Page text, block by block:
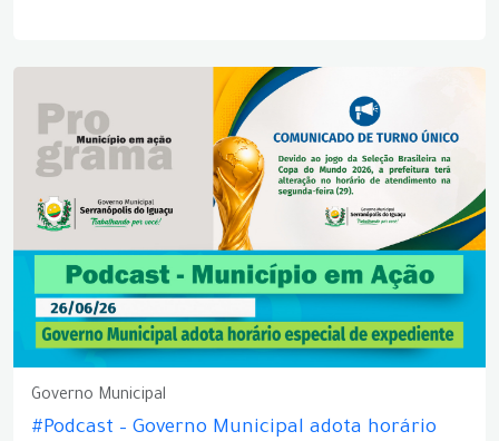
Governo Municipal
#Podcast – Governo Municipal adota horário